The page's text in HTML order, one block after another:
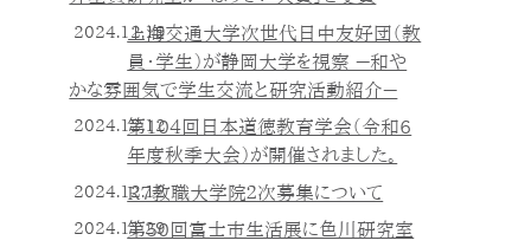
2024.12.19上海交通大学次世代日中友好団（教
員・学生）が静岡大学を視察 －和や
かな雰囲気で学生交流と研究活動紹介－
2024.12.12第104回日本道徳教育学会（令和6
年度秋季大会）が開催されました。
2024.12.12R7教職大学院２次募集について
2024.11.29第50回富士市生活展に色川研究室